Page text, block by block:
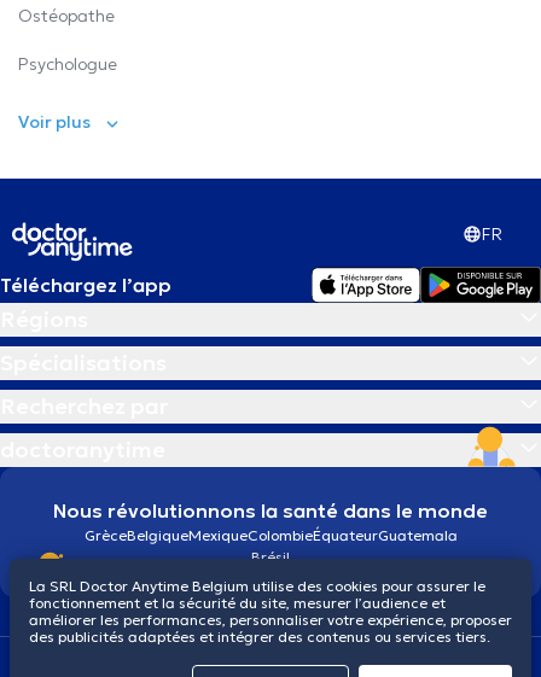
Ostéopathe
Psychologue
Voir plus
FR
Téléchargez l’app
Nous révolutionnons la santé dans le monde
GrèceBelgiqueMexiqueColombieÉquateurGuatemala
Brésil
Conditions généralesCookiesPolitique de confidentialité
La SRL Doctor Anytime Belgium utilise des cookies pour assurer le
fonctionnement et la sécurité du site, mesurer l’audience et
améliorer les performances, personnaliser votre expérience, proposer
des publicités adaptées et intégrer des contenus ou services tiers.